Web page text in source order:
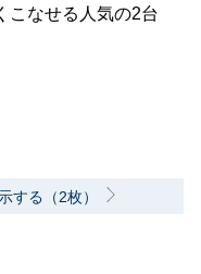
こなせる人気の2台
する（2枚）